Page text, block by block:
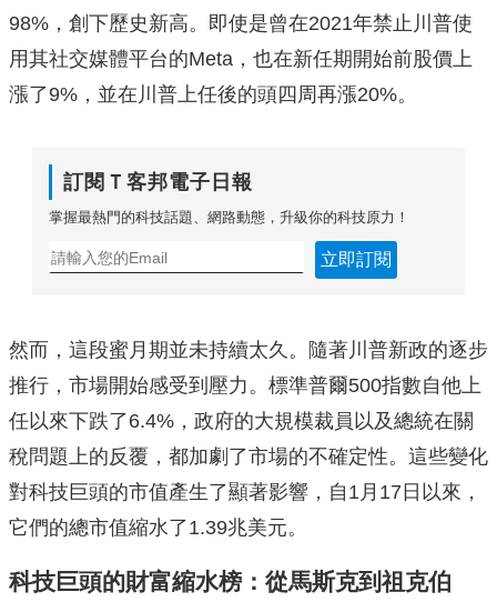
98%，創下歷史新高。即使是曾在2021年禁止川普使
用其社交媒體平台的Meta，也在新任期開始前股價上
漲了9%，並在川普上任後的頭四周再漲20%。
訂閱Ｔ客邦電子日報
掌握最熱門的科技話題、網路動態，升級你的科技原力！
立即訂閱
然而，這段蜜月期並未持續太久。隨著川普新政的逐步
推行，市場開始感受到壓力。標準普爾500指數自他上
任以來下跌了6.4%，政府的大規模裁員以及總統在關
稅問題上的反覆，都加劇了市場的不確定性。這些變化
對科技巨頭的市值產生了顯著影響，自1月17日以來，
它們的總市值縮水了1.39兆美元。
科技巨頭的財富縮水榜：從馬斯克到祖克伯